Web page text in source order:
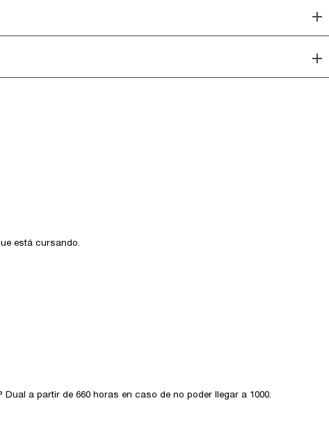
está cursando.
a partir de 660 horas en caso de no poder llegar a 1000.